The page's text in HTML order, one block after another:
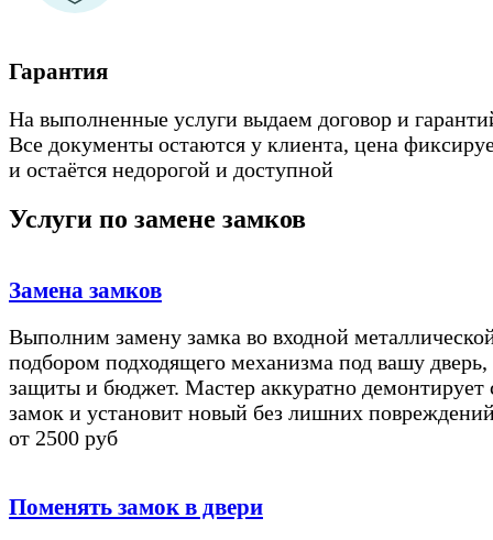
Гарантия
На выполненные услуги выдаем договор и
Все документы остаются у клиента, цена
и остаётся недорогой и доступной
Услуги по замене замков
Замена замков
Выполним замену замка во входной
подбором подходящего механизма под вашу дверь,
защиты и бюджет. Мастер аккуратно демонтирует
замок и установит новый без лишних
от 2500 руб
Поменять замок в двери